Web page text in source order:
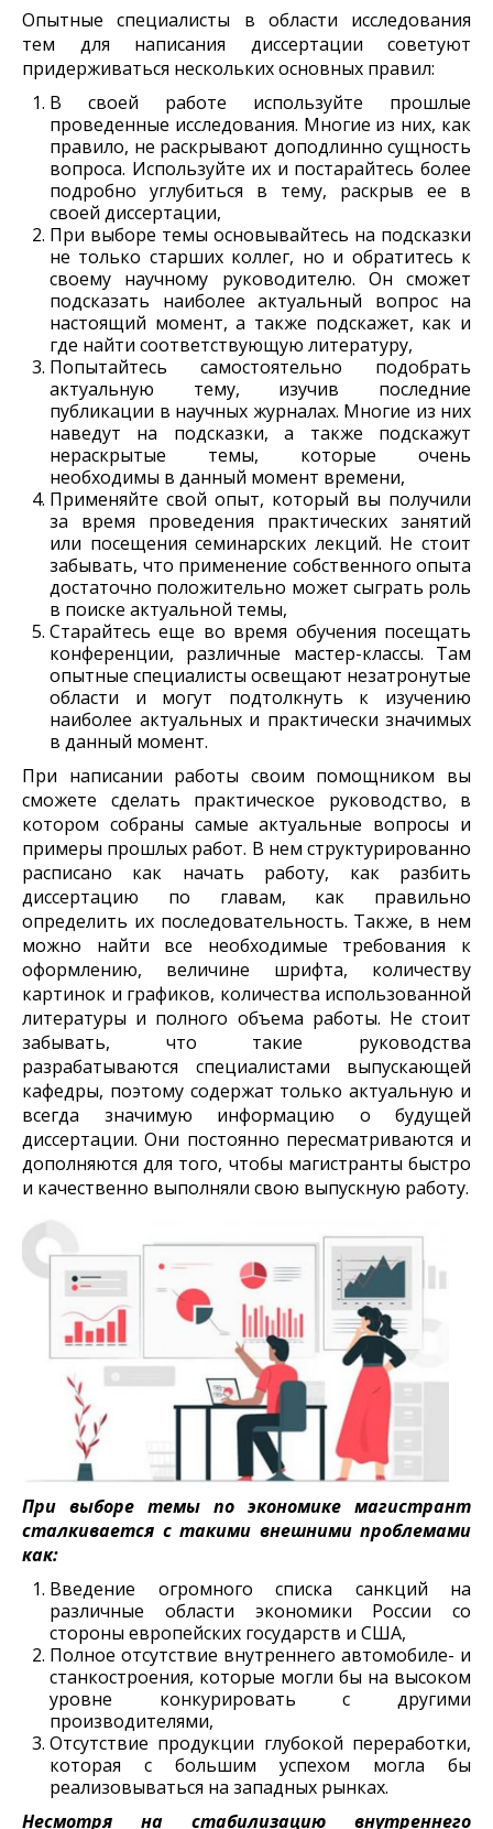
Опытные специалисты в области исследования
тем для написания диссертации советуют
придерживаться нескольких основных правил:
В своей работе используйте прошлые
проведенные исследования. Многие из них, как
правило, не раскрывают доподлинно сущность
вопроса. Используйте их и постарайтесь более
подробно углубиться в тему, раскрыв ее в
своей диссертации,
При выборе темы основывайтесь на подсказки
не только старших коллег, но и обратитесь к
своему научному руководителю. Он сможет
подсказать наиболее актуальный вопрос на
настоящий момент, а также подскажет, как и
где найти соответствующую литературу,
Попытайтесь самостоятельно подобрать
актуальную тему, изучив последние
публикации в научных журналах. Многие из них
наведут на подсказки, а также подскажут
нераскрытые темы, которые очень
необходимы в данный момент времени,
Применяйте свой опыт, который вы получили
за время проведения практических занятий
или посещения семинарских лекций. Не стоит
забывать, что применение собственного опыта
достаточно положительно может сыграть роль
в поиске актуальной темы,
Старайтесь еще во время обучения посещать
конференции, различные мастер-классы. Там
опытные специалисты освещают незатронутые
области и могут подтолкнуть к изучению
наиболее актуальных и практически значимых
в данный момент.
При написании работы своим помощником вы
сможете сделать практическое руководство, в
котором собраны самые актуальные вопросы и
примеры прошлых работ. В нем структурированно
расписано как начать работу, как разбить
диссертацию по главам, как правильно
определить их последовательность. Также, в нем
можно найти все необходимые требования к
оформлению, величине шрифта, количеству
картинок и графиков, количества использованной
литературы и полного объема работы. Не стоит
забывать, что такие руководства
разрабатываются специалистами выпускающей
кафедры, поэтому содержат только актуальную и
всегда значимую информацию о будущей
диссертации. Они постоянно пересматриваются и
дополняются для того, чтобы магистранты быстро
и качественно выполняли свою выпускную работу.
При выборе темы по экономике магистрант
сталкивается с такими внешними проблемами
как:
Введение огромного списка санкций на
различные области экономики России со
стороны европейских государств и США,
Полное отсутствие внутреннего автомобиле- и
станкостроения, которые могли бы на высоком
уровне конкурировать с другими
производителями,
Отсутствие продукции глубокой переработки,
которая с большим успехом могла бы
реализовываться на западных рынках.
Несмотря на стабилизацию внутреннего